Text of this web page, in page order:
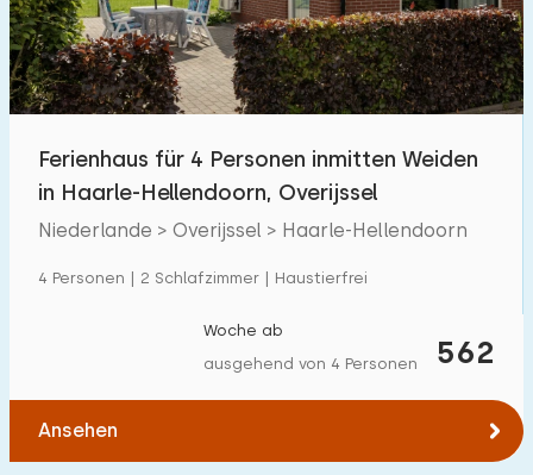
Unterkunft
Nicht im Ferienpark 8
Im Ferienpark
Einfamilienhaus
Ferienbauernhof
Hausboot 0
Ferienhaus für 4 Personen inmitten Weiden
in Haarle-Hellendoorn, Overijssel
Niederlande > Overijssel > Haarle-Hellendoorn
4 Personen | 2 Schlafzimmer | Haustierfrei
562
Woche ab
ausgehend von 4 Personen
Ansehen